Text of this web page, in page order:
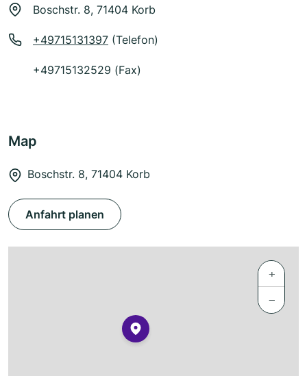
Boschstr. 8, 71404 Korb
+49715131397 (Telefon)
+49715132529 (Fax)
Map
Boschstr. 8, 71404 Korb
Anfahrt planen
+
−